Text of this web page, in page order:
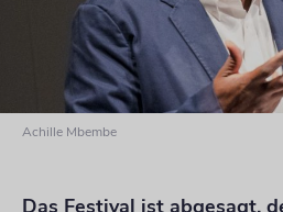
Achille Mbembe
Das Festival ist abgesagt,